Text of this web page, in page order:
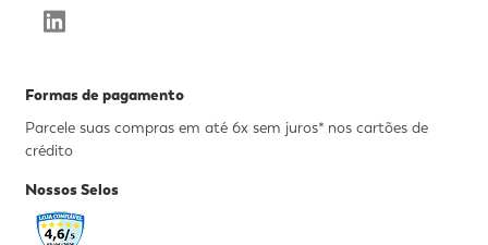
Formas de pagamento
Parcele suas compras em até 6x sem juros* nos cartões de
crédito
Nossos Selos